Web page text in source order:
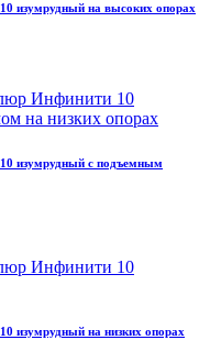
изумрудный на высоких опорах
изумрудный с подъемным
изумрудный на низких опорах